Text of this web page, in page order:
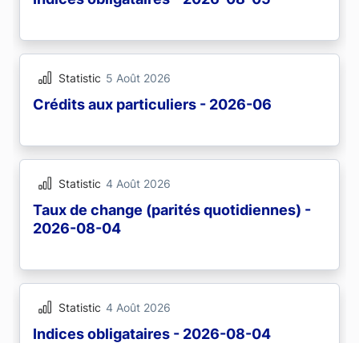
Statistic 5 Août 2026
Crédits aux particuliers - 2026-06
Statistic 4 Août 2026
Taux de change (parités quotidiennes) -
2026-08-04
Statistic 4 Août 2026
Indices obligataires - 2026-08-04